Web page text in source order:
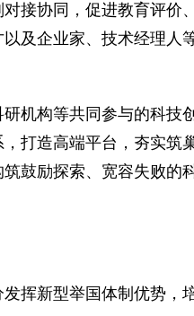
接协同，促进教育评价
及企业家、技术经理人
机构等共同参与的科技
打造高端平台，夯实筑
鼓励探索、宽容失败的
挥新型举国体制优势，